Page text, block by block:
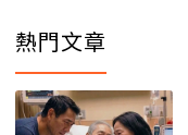
熱門文章